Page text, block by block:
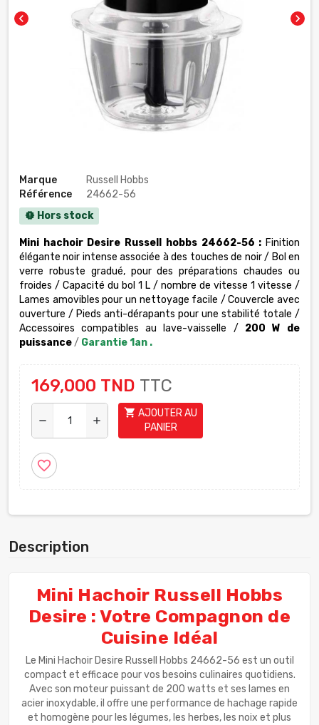
chevron_left chevron_right
Marque
Russell Hobbs
Référence
24662-56
new_releases Hors stock
Mini hachoir Desire Russell hobbs 24662-56 : Finition
élégante noir intense associée à des touches de noir / Bol en
verre robuste gradué, pour des préparations chaudes ou
froides / Capacité du bol 1 L / nombre de vitesse 1 vitesse /
Lames amovibles pour un nettoyage facile / Couvercle avec
ouverture / Pieds anti-dérapants pour une stabilité totale /
Accessoires compatibles au lave-vaisselle / 200 W de
puissance/ Garantie 1an .
169,000 TND TTC
remove add
shopping_cart AJOUTER AU
PANIER
favorite_border
Description
Mini Hachoir Russell Hobbs
Desire : Votre Compagnon de
Cuisine Idéal
Le Mini Hachoir Desire Russell Hobbs 24662-56 est un outil
compact et efficace pour vos besoins culinaires quotidiens.
Avec son moteur puissant de 200 watts et ses lames en
acier inoxydable, il offre une performance de hachage rapide
et homogène pour les légumes, les herbes, les noix et plus